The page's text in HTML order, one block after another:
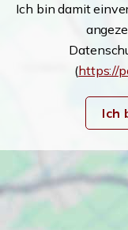
Ich bin damit
(https://
Ich